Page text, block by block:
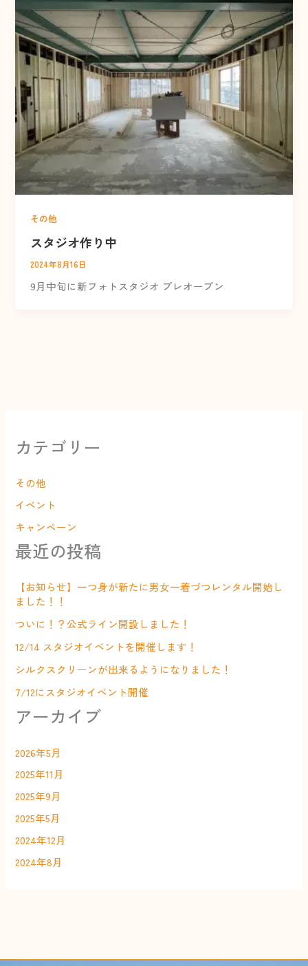
その他
スタジオ作り中
2024年8月16日
9月中旬に新フォトスタジオ プレオープン
カテゴリー
その他
イベント
キャンペーン
最近の投稿
【お知らせ】一つ身が新たに男女一着づつレンタル開始し
ました！！
ついに！？公式ライン開設しました！
12/14 スタジオイベントを開催します！
シルクスクリーンが出来るようになりました！
7/12にスタジオイベント開催
アーカイブ
2026年5月
2025年11月
2025年9月
2025年5月
2024年12月
2024年8月